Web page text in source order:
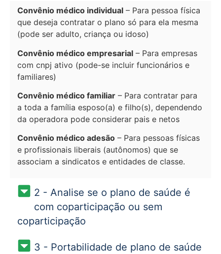
Convênio médico individual – Para pessoa física
que deseja contratar o plano só para ela mesma
(pode ser adulto, criança ou idoso)
Convênio médico empresarial – Para empresas
com cnpj ativo (pode-se incluir funcionários e
familiares)
Convênio médico familiar – Para contratar para
a toda a família esposo(a) e filho(s), dependendo
da operadora pode considerar pais e netos
Convênio médico adesão – Para pessoas físicas
e profissionais liberais (autônomos) que se
associam a sindicatos e entidades de classe.
2 - Analise se o plano de saúde é
com coparticipação ou sem
coparticipação
3 - Portabilidade de plano de saúde